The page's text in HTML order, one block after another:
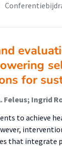
for
to achieve
that integrate